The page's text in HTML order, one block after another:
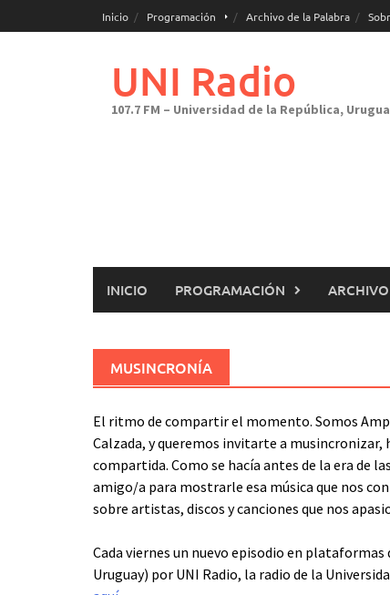
al
Inicio Programación Archivo de la Palabra
UNI Radio
107.7 FM – Universidad de la República,
INICIO PROGRAMACIÓN
MUSINCRONÍA
El ritmo de compartir el momento. Somos
Calzada, y queremos invitarte a musincronizar,
compartida. Como se hacía antes de la era de
amigo/a para mostrarle esa música que nos
sobre artistas, discos y canciones que nos
Cada viernes un nuevo episodio en plataformas
Uruguay) por UNI Radio, la radio de la